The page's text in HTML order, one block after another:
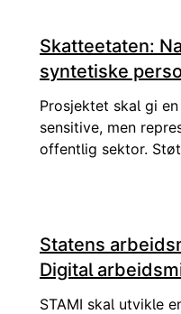
Skatteetaten:
syntetiske
Prosjektet skal gi
sensitive, men
offentlig sektor.
Statens
Digital
STAMI skal utvikle